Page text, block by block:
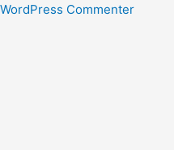
Commenter